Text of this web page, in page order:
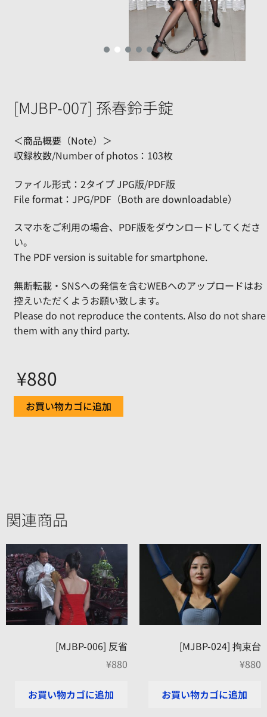
[MJBP-007] 孫春鈴手錠
＜商品概要（Note）＞
収録枚数/Number of photos：103枚
ファイル形式：2タイプ JPG版/PDF版
File format：JPG/PDF（Both are downloadable）
スマホをご利用の場合、PDF版をダウンロードしてくださ
い。
The PDF version is suitable for smartphone.
無断転載・SNSへの発信を含むWEBへのアップロードはお
控えいただくようお願い致します。
Please do not reproduce the contents. Also do not share
them with any third party.
¥880
お買い物カゴに追加
関連商品
[MJBP-006] 反省
¥880
お買い物カゴに追加
[MJBP-024] 拘束台
¥880
お買い物カゴに追加